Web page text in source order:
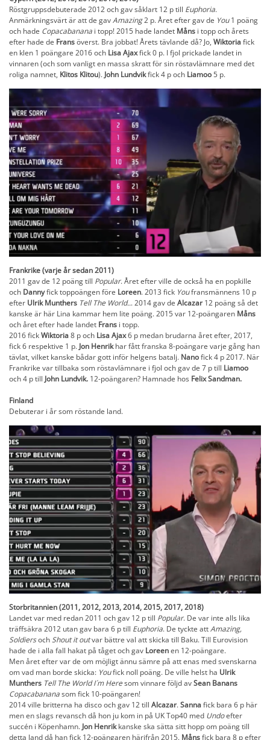
Röstgruppsdebuterade 2012 och gav såklart 12 p till Euphoria.
Anmärkningsvärt är att de gavAmazing2 p. Året efter gav de You1 poäng
och hade Copacabanana i topp! 2015 hade landet Måns i topp och årets
efter hade de Fransöverst. Bra jobbat! Årets tävlande då? Jo, Wiktoriafick
en klen 1 poängare 2016 och Lisa Ajaxfick 0 p. I fjol prickade landet in
vinnaren (och som vanligt en massa skratt för sin röstavlämnare med det
roliga namnet, Klitos Klitou). John Lundvikfick 4 p och Liamoo5 p.
Frankrike (varje år sedan 2011)
2011 gav de 12 poäng till Popular. Året efter ville de också ha en popkille
och Dannyfick toppoängen före Loreen. 2013 fick Youfransmännens 10 p
efter Ulrik Munthers Tell The World... 2014 gav de Alcazar12 poäng så det
kanske är här Lina kammar hem lite poäng. 2015 var 12-poängaren Måns
och året efter hade landet Frans i topp.
2016 fickWiktoria8 p och Lisa Ajax6 p medan brudarna året efter, 2017,
fick 6 respektive 1 p. Jon Henrikhar fått franska 8-poängare varje gång han
tävlat, vilket kanske bådar gott inför helgens batalj. Nanofick 4 p 2017. När
Frankrike var tillbaka som röstavlämnare i fjol och gav de 7 p till Liamoo
och 4 p till John Lundvik. 12-poängaren? Hamnade hos Felix Sandman.
Finland
Debuterar i år som röstande land.
Storbritannien (2011, 2012, 2013, 2014, 2015, 2017, 2018)
Landet var med redan 2011 och gav 12 p till Popular. De var inte alls lika
träffsäkra 2012 utan gav bara 6 p till Euphoria. De tyckte attAmazing,
SoldiersochShout it outvar bättre val att skicka till Baku. Till Eurovision
hade de i alla fall hakat på tåget och gav Loreenen 12-poängare.
Men året efter var de om möjligt ännu sämre på att enas med svenskarna
om vad man borde skicka: Youfick noll poäng. De ville helst ha Ulrik
Munthers Tell The World I´m Heresom vinnare följd avSean Banans
Copacabananasom fick 10-poängaren!
2014 ville britterna ha disco och gav 12 till Alcazar.Sannafick bara 6 p här
men en slags revansch då hon ju kom in på UK Top40 med Undoefter
succén i Köpenhamn. Jon Henrikkanske ska sätta sitt hopp om poäng till
detta land då han fick 12-poängaren härifrån 2015. Månsfick bara 8 p efter